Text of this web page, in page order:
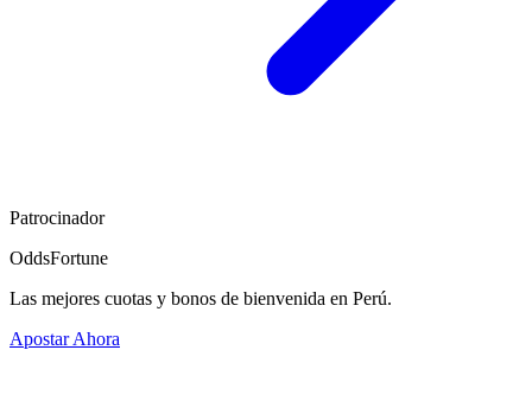
Patrocinador
OddsFortune
Las mejores cuotas y bonos de bienvenida en Perú.
Apostar Ahora